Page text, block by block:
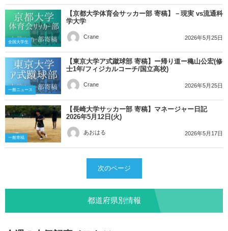
全国大学生
【京都大学体育会サッカー部 寄稿】－現実 vs流通科
学大学
Crane 2026年5月25日
一般ニュース
【東京大学ア式蹴球部 寄稿】ー帰り道ー穐山公宏(修
士1年/フィジカルコーチ/国立高校)
Crane 2026年5月25日
一般寄稿
【長崎大学サッカー部 寄稿】マネージャー日記
2026年5月12日(火)
あおはる 2026年5月17日
次のページ
都道府県別情報